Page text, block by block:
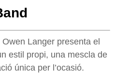
Langer presenta el
estil propi, una mescla de
única per l’ocasió.